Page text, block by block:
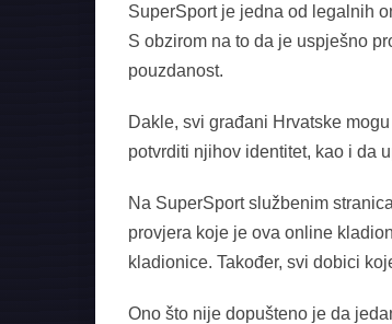
SuperSport je jedna od legalnih
S obzirom na to da je uspješno
pouzdanost.
Dakle, svi građani Hrvatske
potvrditi njihov identitet, kao i da
Na SuperSport službenim
provjera koje je ova online
kladionice. Također, svi dobici
Ono što nije dopušteno je da